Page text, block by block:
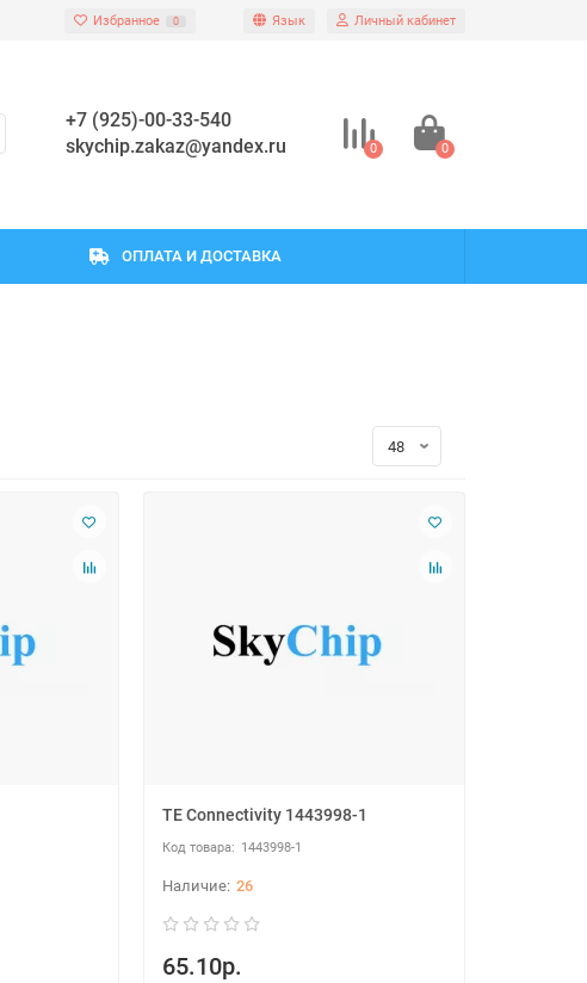
Избранное 0 Язык Личный кабинет
+7 (925)-00-33-540
skychip.zakaz@yandex.ru
0 0
ОПЛАТА И ДОСТАВКА
TE Connectivity 1443998-1
1443998-1
26
65.10р.